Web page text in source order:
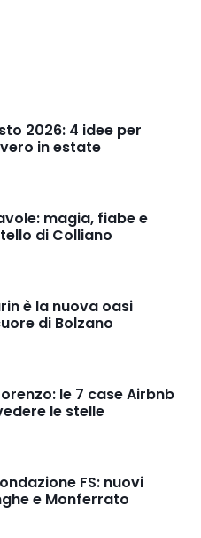
2026: 4 idee per
in estate
magia, fiabe e
di Colliano
è la nuova oasi
di Bolzano
le 7 case Airbnb
le stelle
FS: nuovi
e Monferrato